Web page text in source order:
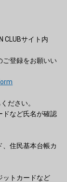
CLUBサイト内
ご登録をお願いい
ださい。
ドなど⽒名が確認
住民基本台帳カ
ットカードなど